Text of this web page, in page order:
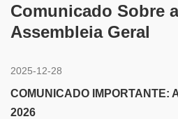
Comunicado Sobre
Assembleia Geral
2025-12-28
COMUNICADO IMPORTANTE:
2026